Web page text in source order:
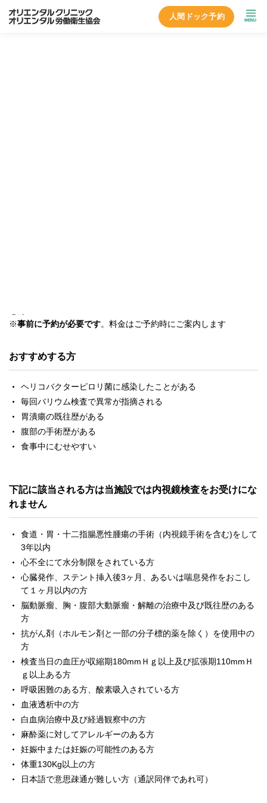
人間ドック予約 MENU
※事前に予約が必要です。料金はご予約時にご案内します
おすすめする方
ヘリコバクターピロリ菌に感染したことがある
毎回バリウム検査で異常が指摘される
胃潰瘍の既往歴がある
腹部の手術歴がある
食事中にむせやすい
下記に該当される方は当施設では内視鏡検査をお受けにな
れません
食道・胃・十二指腸悪性腫瘍の手術（内視鏡手術を含む)をして
3年以内
心不全にて水分制限をされている方
心臓発作、ステント挿入後3ヶ月、あるいは喘息発作をおこし
て１ヶ月以内の方
脳動脈瘤、胸・腹部大動脈瘤・解離の治療中及び既往歴のある
方
抗がん剤（ホルモン剤と一部の分子標的薬を除く）を使用中の
方
検査当日の血圧が収縮期180mmＨｇ以上及び拡張期110mmＨ
ｇ以上ある方
呼吸困難のある方、酸素吸入されている方
血液透析中の方
白血病治療中及び経過観察中の方
麻酔薬に対してアレルギーのある方
妊娠中または妊娠の可能性のある方
体重130Kg以上の方
日本語で意思疎通が難しい方（通訳同伴であれ可）